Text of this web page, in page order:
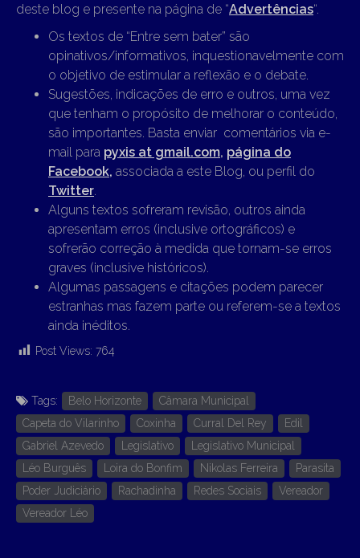
deste blog e presente na página de “Advertências“.
Os textos de “Entre sem bater” são
opinativos/informativos, inquestionavelmente com
o objetivo de estimular a reflexão e o debate.
Sugestões, indicações de erro e outros, uma vez
que tenham o propósito de melhorar o conteúdo,
são importantes. Basta enviar comentários via e-
mail para pyxis at gmail.com, página do
Facebook, associada a este Blog, ou perfil do
Twitter.
Alguns textos sofreram revisão, outros ainda
apresentam erros (inclusive ortográficos) e
sofrerão correção à medida que tornam-se erros
graves (inclusive históricos).
Algumas passagens e citações podem parecer
estranhas mas fazem parte ou referem-se a textos
ainda inéditos.
Post Views: 764
Tags: Belo Horizonte
Câmara Municipal
Capeta do Vilarinho
Coxinha Curral Del Rey
Edil
Gabriel Azevedo
Legislativo
Legislativo Municipal
Léo Burguês
Loira do Bonfim Nikolas Ferreira
Parasita
Poder Judiciário
Rachadinha Redes Sociais
Vereador
Vereador Léo